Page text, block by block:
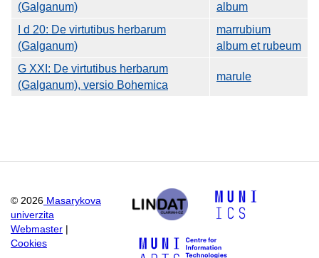
(Galganum)
album
I d 20: De virtutibus herbarum
(Galganum)
marrubium
album et rubeum
G XXI: De virtutibus herbarum
(Galganum), versio Bohemica
marule
© 2026 Masarykova
univerzita
Webmaster
Cookies